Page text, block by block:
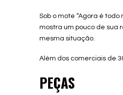
Sob o mote “Agora é
mostra um pouco de sua
mesma situação.
Além dos comerciais de
PEÇAS